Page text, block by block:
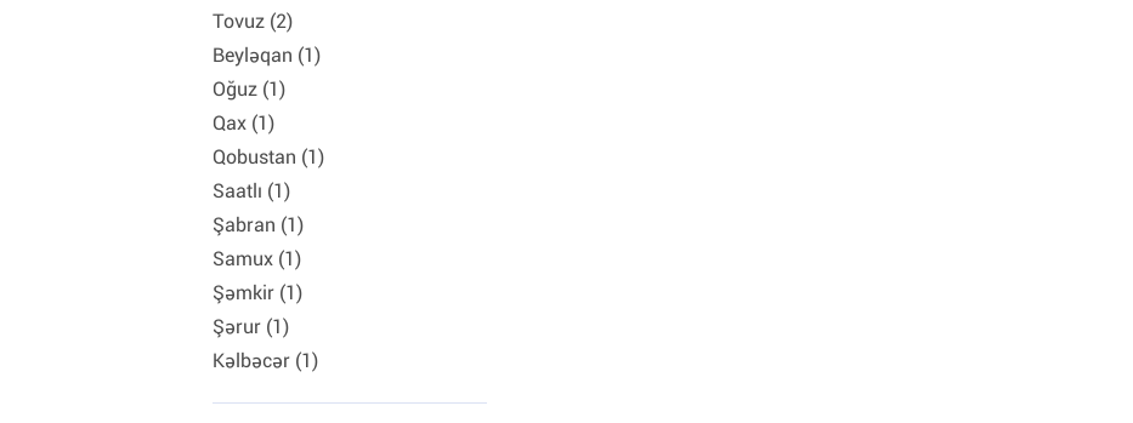
Tovuz (2)
Beyləqan (1)
Oğuz (1)
Qax (1)
Qobustan (1)
Saatlı (1)
Şabran (1)
Samux (1)
Şəmkir (1)
Şərur (1)
Kəlbəcər (1)